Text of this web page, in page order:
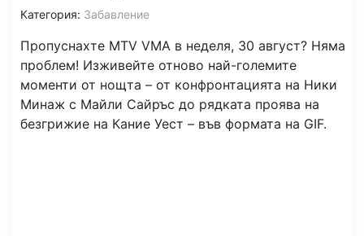
Категория: Забавление
Пропуснахте MTV VMA в неделя, 30 август? Няма
проблем! Изживейте отново най-големите
моменти от нощта – от конфронтацията на Ники
Минаж с Майли Сайръс до рядката проява на
безгрижие на Кание Уест – във формата на GIF.